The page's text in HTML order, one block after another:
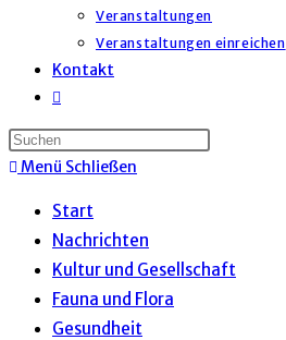
Veranstaltungen
Veranstaltungen einreichen
Kontakt
Website-
umschalten
Menü Schließen
Start
Nachrichten
Kultur und Gesellschaft
Fauna und Flora
Gesundheit